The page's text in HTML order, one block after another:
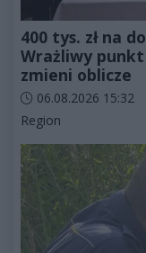
400 tys. zł na
Wrażliwy
zmieni oblicze
Data dodania artykułu:
06.08.2026 15:32
Kategorie artykułu:
Region